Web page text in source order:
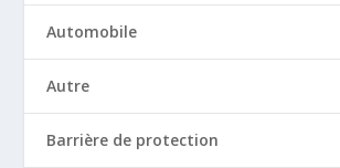
Automobile
Autre
Barrière de protection